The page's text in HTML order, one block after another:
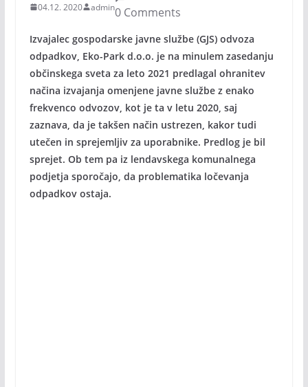
04.12. 2020 admin0 Comments
Izvajalec gospodarske javne službe (GJS) odvoza
odpadkov, Eko-Park d.o.o. je na minulem zasedanju
občinskega sveta za leto 2021 predlagal ohranitev
načina izvajanja omenjene javne službe z enako
frekvenco odvozov, kot je ta v letu 2020, saj
zaznava, da je takšen način ustrezen, kakor tudi
utečen in sprejemljiv za uporabnike. Predlog je bil
sprejet. Ob tem pa iz lendavskega komunalnega
podjetja sporočajo, da problematika ločevanja
odpadkov ostaja.